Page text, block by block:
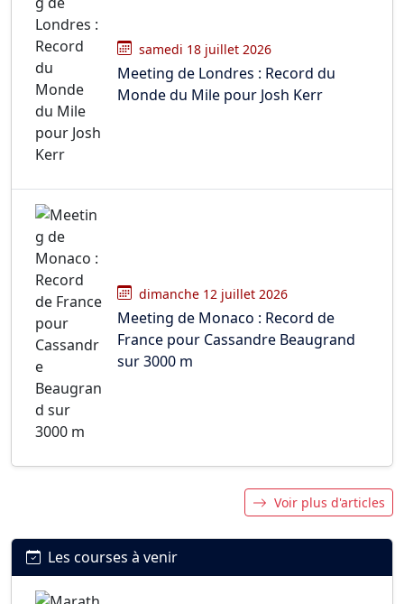
samedi 18 juillet 2026
Meeting de Londres : Record du
Monde du Mile pour Josh Kerr
dimanche 12 juillet 2026
Meeting de Monaco : Record de
France pour Cassandre Beaugrand
sur 3000 m
Voir plus d'articles
Les courses à venir